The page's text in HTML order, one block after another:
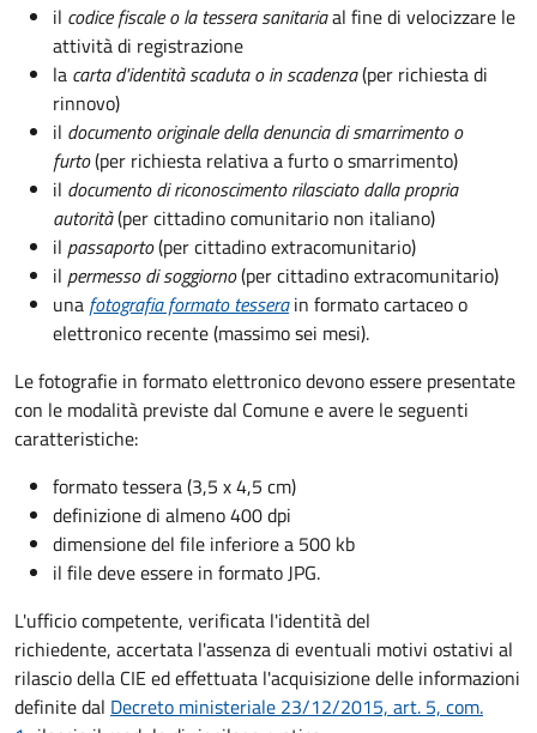
il codice fiscale o la tessera sanitariaal fine di velocizzare le
attività di registrazione
la carta d'identità scaduta o in scadenza(per richiesta di
rinnovo)
il documento originale della denuncia di smarrimento o
furto(per richiesta relativa a furto o smarrimento)
il documento di riconoscimento rilasciato dalla propria
autorità(per cittadino comunitario non italiano)
il passaporto(per cittadino extracomunitario)
il permesso di soggiorno(per cittadino extracomunitario)
una fotografia formato tessera in formato cartaceo o
elettronico recente (massimo sei mesi).
Le fotografie in formato elettronico devono essere presentate
con le modalità previste dal Comune e avere le seguenti
caratteristiche:
formato tessera (3,5 x 4,5 cm)
definizione di almeno 400 dpi
dimensione del file inferiore a 500 kb
il file deve essere in formato JPG.
L'ufficio competente, verificata l'identità del
richiedente, accertata l'assenza di eventuali motivi ostativi al
rilascio della CIE ed effettuata l'acquisizione delle informazioni
definite dal Decreto ministeriale 23/12/2015, art. 5, com.